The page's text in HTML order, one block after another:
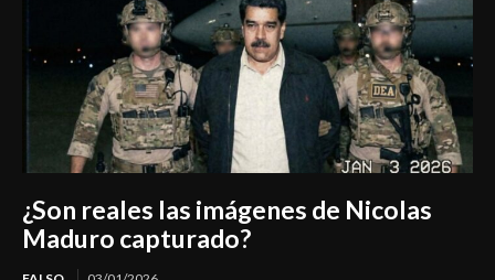
¿Son reales las imágenes de Nicolas
Maduro capturado?